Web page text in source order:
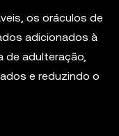
os oráculos de
adicionados à
de adulteração,
e reduzindo o